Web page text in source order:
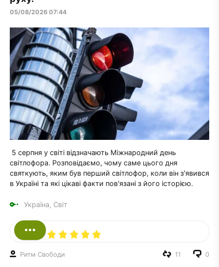
05/08/2026 07:44
5 серпня у світі відзначають Міжнародний день
світлофора. Розповідаємо, чому саме цього дня
святкують, яким був перший світлофор, коли він з'явився
в Україні та які цікаві факти пов'язані з його історією.
Україна, Світ
Ритм Свободи 0
11